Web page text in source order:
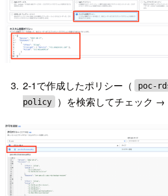
2-1で作成したポリシー（
poc-
policy
）を検索してチェック →